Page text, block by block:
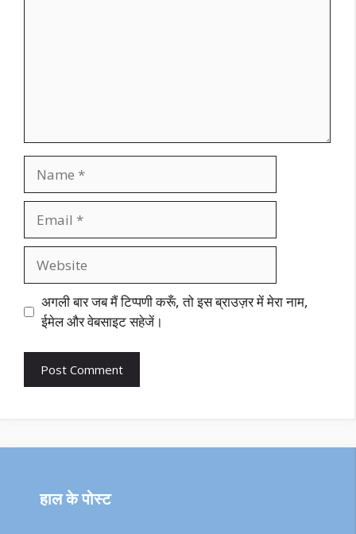
अगली बार जब मैं टिप्पणी करूँ, तो इस ब्राउज़र में मेरा नाम,
ईमेल और वेबसाइट सहेजें।
हाल के पोस्ट